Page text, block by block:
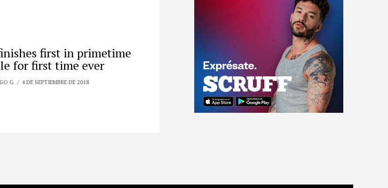
first in primetime
for first time ever
G. 4 DE SEPTIEMBRE DE 2018